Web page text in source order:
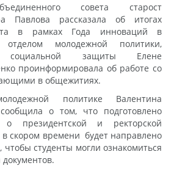
совета старост
Павлова рассказала об итогах
в рамках Года инноваций в
молодежной политики,
защиты Елене
проинформировала об работе со
в общежитиях.
политике Валентина
о том, что подготовлено
президентской и ректорской
в скором времени будет направлено
чтобы студенты могли ознакомиться